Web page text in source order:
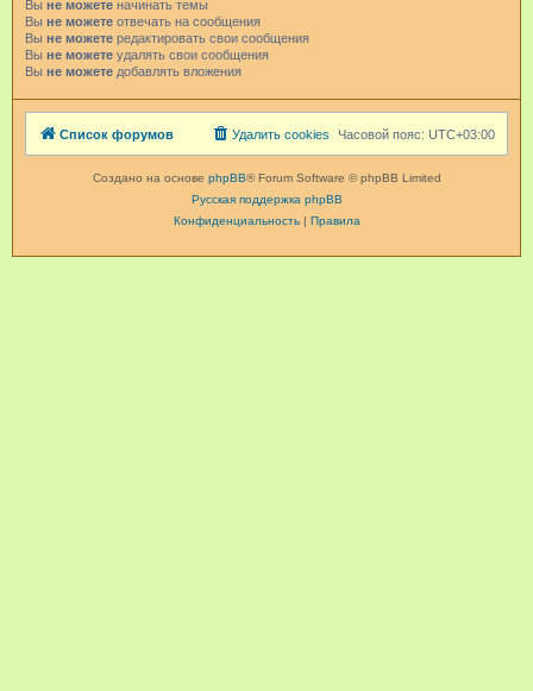
Вы не можете начинать темы
Вы не можете отвечать на сообщения
Вы не можете редактировать свои сообщения
Вы не можете удалять свои сообщения
Вы не можете добавлять вложения
Список форумов Часовой пояс: UTC+03:00
Удалить cookies
Создано на основе phpBB® Forum Software © phpBB Limited
Русская поддержка phpBB
Конфиденциальность| Правила